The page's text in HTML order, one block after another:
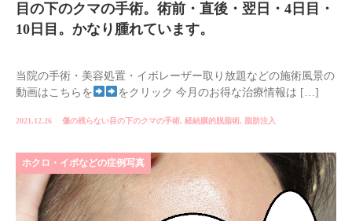
目の下のクマの手術。術前・直後・翌日・4日目・
10日目。かなり腫れています。
当院の手術・美容処置・イボレーザー取り放題などの施術風景の
動画はこちらを
をクリック 今月のお得な治療情報は […]
2021.12.26 傷の残らない目の下のクマの手術, 経結膜的脱脂術, 脂肪注入
ホクロ・イボなどの症例写真